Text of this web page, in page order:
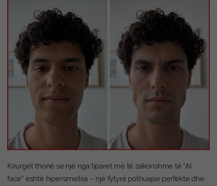
Kirurgët thonë se një nga tiparet më të zakonshme të “AI
face” është hipersimetria – një fytyrë pothuajse perfekte dhe